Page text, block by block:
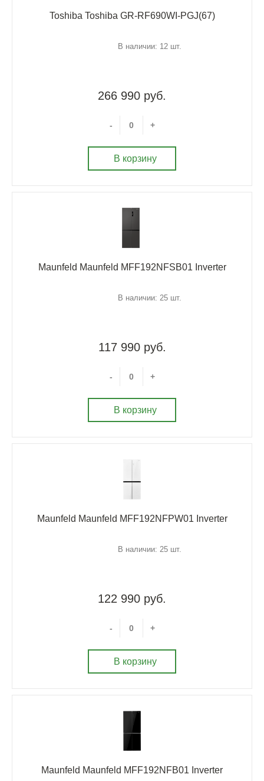
Toshiba Toshiba GR-RF690WI-PGJ(67)
В наличии: 12 шт.
266 990 руб.
- +
В корзину
Maunfeld Maunfeld MFF192NFSB01 Inverter
В наличии: 25 шт.
117 990 руб.
- +
В корзину
Maunfeld Maunfeld MFF192NFPW01 Inverter
В наличии: 25 шт.
122 990 руб.
- +
В корзину
Maunfeld Maunfeld MFF192NFB01 Inverter